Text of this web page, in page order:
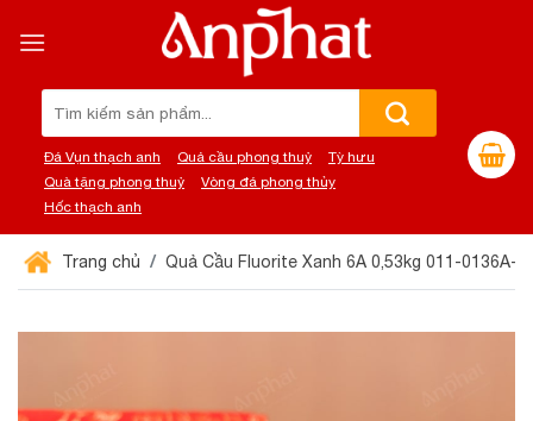
đến
Đá Vụn thạch anh Quả cầu phong thuỷ
Tỳ hưu
Quà tặng phong thuỷ
Vòng đá phong thủy
Hốc thạch anh
Trang chủ Quả Cầu Fluorite Xanh 6A 0,53kg 011-0136A-